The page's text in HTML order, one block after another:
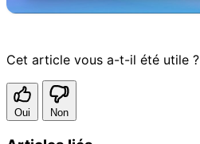
Cet article vous a-t-il été utile ?
Oui Non